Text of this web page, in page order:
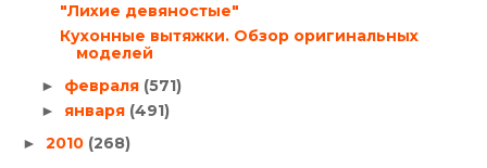
"Лихие девяностые"
Кухонные вытяжки. Обзор оригинальных
моделей
► февраля (571)
► января (491)
► 2010 (268)